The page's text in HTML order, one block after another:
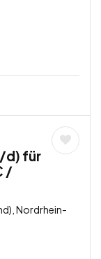
d) für
/
Nordrhein-